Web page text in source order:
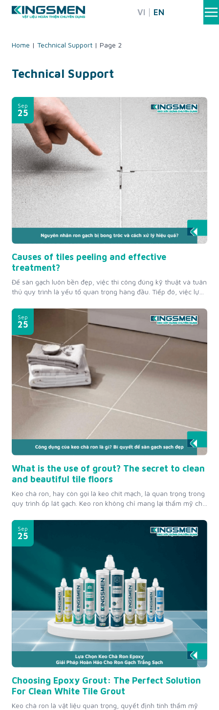
Skip
VI EN
Home | Technical Support | Page 2
Technical Support
Sep
25
Causes of tiles peeling and effective
treatment?
Để sàn gạch luôn bền đẹp, việc thi công đúng kỹ thuật và tuân
thủ quy trình là yếu tố quan trọng hàng đầu. Tiếp đó, việc lựa
chú ý kỹ lưỡng, nhằm đảm bảo các đường ron không chỉ bền
bỉ,...
Sep
25
What is the use of grout? The secret to clean
and beautiful tile floors
Keo chà ron, hay còn gọi là keo chít mạch, là quan trọng trong
quy trình ốp lát gạch. Keo ron không chỉ mang lại thẩm mỹ cho
Hãy cùng tìm hiểu chi tiết hơn về công dụng của keo chà...
Sep
25
Choosing Epoxy Grout: The Perfect Solution
For Clean White Tile Grout
Keo chà ron là vật liệu quan trọng, quyết định tính thẩm mỹ